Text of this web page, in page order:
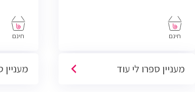
חינם
מעניין ספרו לי עוד
חינם
מעניין